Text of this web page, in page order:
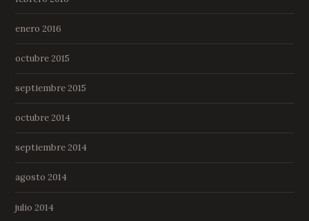
enero 2016
octubre 2015
septiembre 2015
octubre 2014
septiembre 2014
agosto 2014
julio 2014